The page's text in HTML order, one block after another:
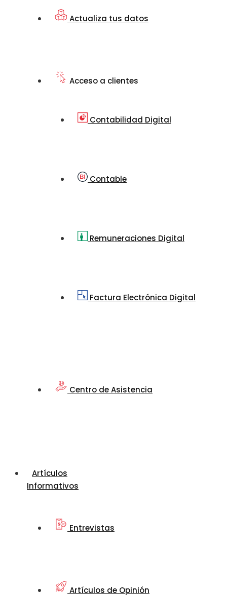
Actualiza tus datos
Acceso a clientes
Contabilidad Digital
Contable
Remuneraciones Digital
Factura Electrónica Digital
Centro de Asistencia
Artículos
Informativos
Entrevistas
Artículos de Opinión